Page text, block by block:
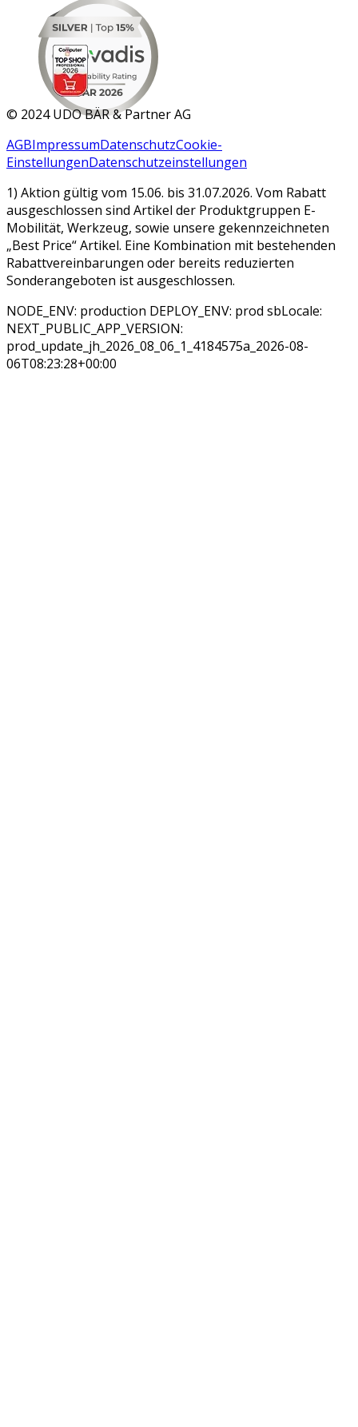
MAR 2026
© 2024 UDO BÄR & Partner AG
AGBImpressumDatenschutzCookie-
EinstellungenDatenschutzeinstellungen
1) Aktion gültig vom 15.06. bis 31.07.2026. Vom Rabatt
ausgeschlossen sind Artikel der Produktgruppen E-
Mobilität, Werkzeug, sowie unsere gekennzeichneten
„Best Price“ Artikel. Eine Kombination mit bestehenden
Rabattvereinbarungen oder bereits reduzierten
Sonderangeboten ist ausgeschlossen.
NODE_ENV: production DEPLOY_ENV: prod sbLocale:
NEXT_PUBLIC_APP_VERSION:
prod_update_jh_2026_08_06_1_4184575a_2026-08-
06T08:23:28+00:00